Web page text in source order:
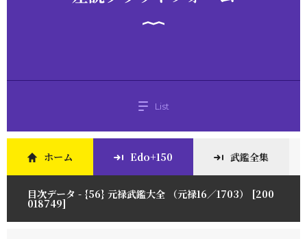
List
ホーム Edo+150 武鑑全集
目次データ - {56} 元禄武鑑大全 （元禄16／1703） [200
018749]